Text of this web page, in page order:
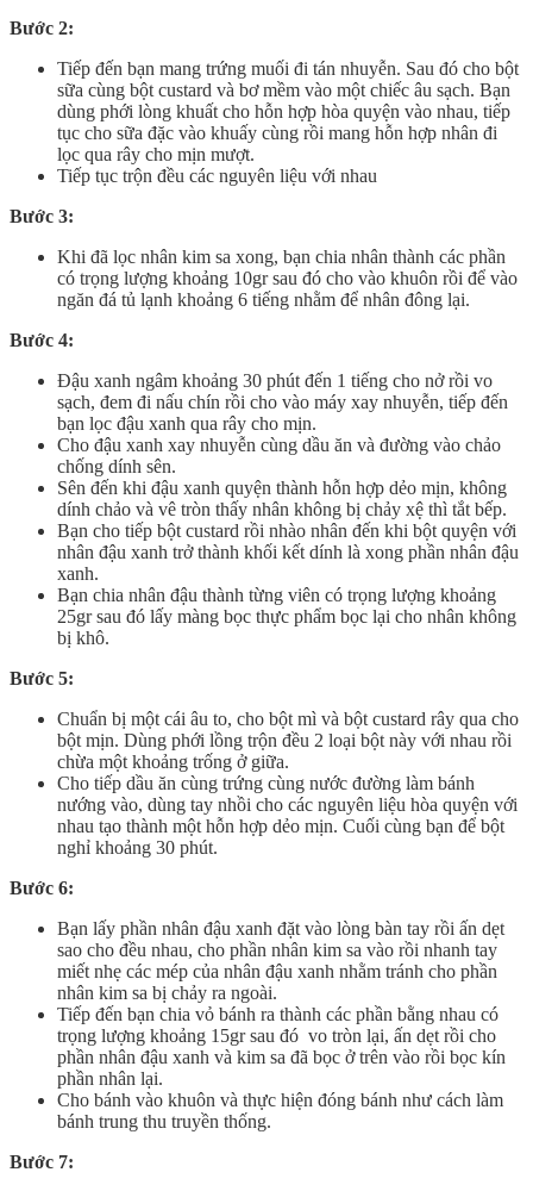
Bước 2:
Tiếp đến bạn mang trứng muối đi tán nhuyễn. Sau đó cho bột
sữa cùng bột custard và bơ mềm vào một chiếc âu sạch. Bạn
dùng phới lòng khuất cho hỗn hợp hòa quyện vào nhau, tiếp
tục cho sữa đặc vào khuấy cùng rồi mang hỗn hợp nhân đi
lọc qua rây cho mịn mượt.
Tiếp tục trộn đều các nguyên liệu với nhau
Bước 3:
Khi đã lọc nhân kim sa xong, bạn chia nhân thành các phần
có trọng lượng khoảng 10gr sau đó cho vào khuôn rồi để vào
ngăn đá tủ lạnh khoảng 6 tiếng nhằm để nhân đông lại.
Bước 4:
Đậu xanh ngâm khoảng 30 phút đến 1 tiếng cho nở rồi vo
sạch, đem đi nấu chín rồi cho vào máy xay nhuyễn, tiếp đến
bạn lọc đậu xanh qua rây cho mịn.
Cho đậu xanh xay nhuyễn cùng dầu ăn và đường vào chảo
chống dính sên.
Sên đến khi đậu xanh quyện thành hỗn hợp dẻo mịn, không
dính chảo và vê tròn thấy nhân không bị chảy xệ thì tắt bếp.
Bạn cho tiếp bột custard rồi nhào nhân đến khi bột quyện với
nhân đậu xanh trở thành khối kết dính là xong phần nhân đậu
xanh.
Bạn chia nhân đậu thành từng viên có trọng lượng khoảng
25gr sau đó lấy màng bọc thực phẩm bọc lại cho nhân không
bị khô.
Bước 5:
Chuẩn bị một cái âu to, cho bột mì và bột custard rây qua cho
bột mịn. Dùng phới lồng trộn đều 2 loại bột này với nhau rồi
chừa một khoảng trống ở giữa.
Cho tiếp dầu ăn cùng trứng cùng nước đường làm bánh
nướng vào, dùng tay nhồi cho các nguyên liệu hòa quyện với
nhau tạo thành một hỗn hợp dẻo mịn. Cuối cùng bạn để bột
nghỉ khoảng 30 phút.
Bước 6:
Bạn lấy phần nhân đậu xanh đặt vào lòng bàn tay rồi ấn dẹt
sao cho đều nhau, cho phần nhân kim sa vào rồi nhanh tay
miết nhẹ các mép của nhân đậu xanh nhằm tránh cho phần
nhân kim sa bị chảy ra ngoài.
Tiếp đến bạn chia vỏ bánh ra thành các phần bằng nhau có
trọng lượng khoảng 15gr sau đó vo tròn lại, ấn dẹt rồi cho
phần nhân đậu xanh và kim sa đã bọc ở trên vào rồi bọc kín
phần nhân lại.
Cho bánh vào khuôn và thực hiện đóng bánh như cách làm
bánh trung thu truyền thống.
Bước 7: